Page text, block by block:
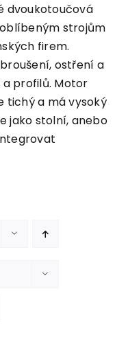
dvoukotoučová
strojům
firem.
ostření a
profilů. Motor
tichý a má vysoký
jako stolní, anebo